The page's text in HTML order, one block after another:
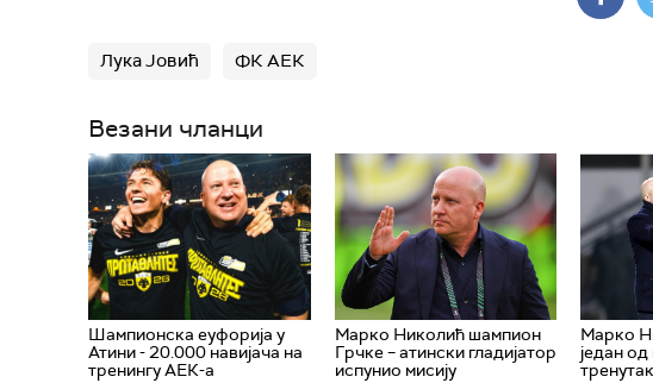
Лука Јовић ФК АЕК
Везани чланци
Шампионска еуфорија у
Атини - 20.000 навијача на
тренингу АЕК-а
Марко Николић шампион
Грчке – атински гладијатор
испунио мисију
Марко
један од